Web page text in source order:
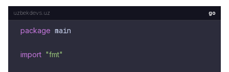
go
package main
import "fmt"